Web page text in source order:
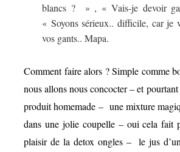
blancs ? » , « Vais-je devoir
« Soyons sérieux.. difficile, car je
vos gants.. Mapa.
Comment faire alors ? Simple comme
nous allons nous concocter – et
produit homemade – une mixture
dans une jolie coupelle – oui cela fait
plaisir de la detox ongles – le jus